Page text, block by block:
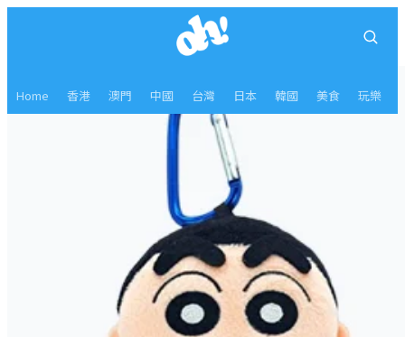
Home 香港 澳門 中國 台灣 日本 韓國 美食 玩樂